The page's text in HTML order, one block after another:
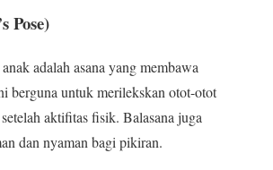
Pose)
adalah asana yang membawa
berguna untuk merilekskan otot-otot
aktifitas fisik. Balasana juga
dan nyaman bagi pikiran.